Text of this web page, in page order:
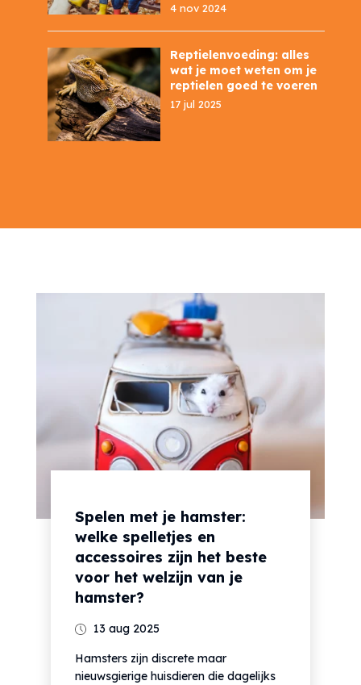
4 nov 2024
Reptielenvoeding: alles
wat je moet weten om je
reptielen goed te voeren
17 jul 2025
Spelen met je hamster:
welke spelletjes en
accessoires zijn het beste
voor het welzijn van je
hamster?
13 aug 2025
Hamsters zijn discrete maar
nieuwsgierige huisdieren die dagelijks